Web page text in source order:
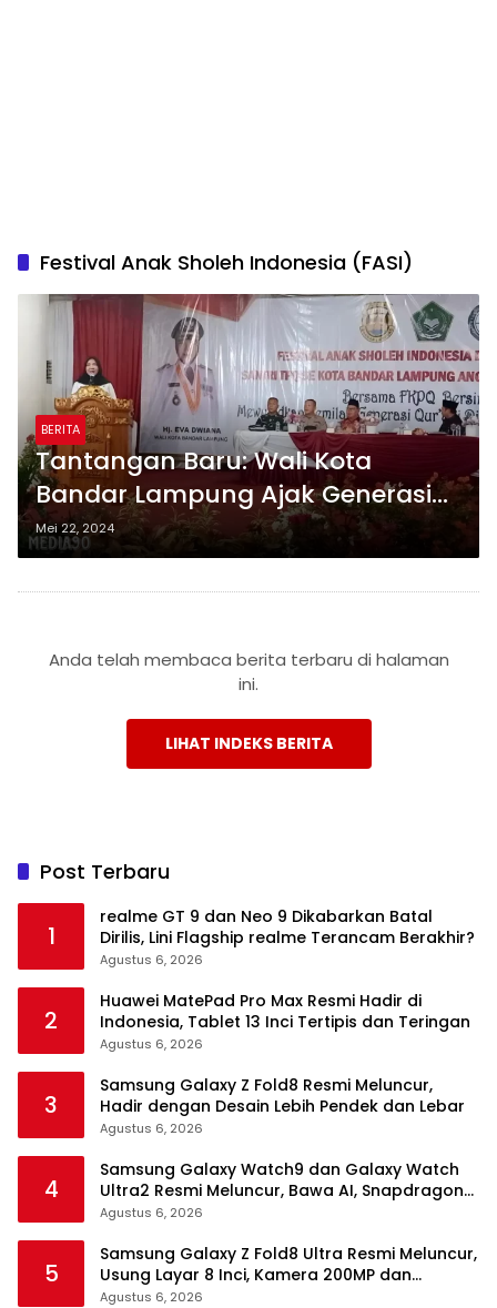
Festival Anak Sholeh Indonesia (FASI)
BERITA
Tantangan Baru: Wali Kota
Bandar Lampung Ajak Generasi
Muda Kuatkan Agama dan
Kebajikan
Mei 22, 2024
Anda telah membaca berita terbaru di halaman
ini.
LIHAT INDEKS BERITA
Post Terbaru
1
realme GT 9 dan Neo 9 Dikabarkan Batal
Dirilis, Lini Flagship realme Terancam Berakhir?
Agustus 6, 2026
2
Huawei MatePad Pro Max Resmi Hadir di
Indonesia, Tablet 13 Inci Tertipis dan Teringan
Agustus 6, 2026
3
Samsung Galaxy Z Fold8 Resmi Meluncur,
Hadir dengan Desain Lebih Pendek dan Lebar
Agustus 6, 2026
4
Samsung Galaxy Watch9 dan Galaxy Watch
Ultra2 Resmi Meluncur, Bawa AI, Snapdragon
Wear Elite, dan Fitur Kesehatan Baru
Agustus 6, 2026
5
Samsung Galaxy Z Fold8 Ultra Resmi Meluncur,
Usung Layar 8 Inci, Kamera 200MP dan
Snapdragon 8 Elite Gen 5
Agustus 6, 2026